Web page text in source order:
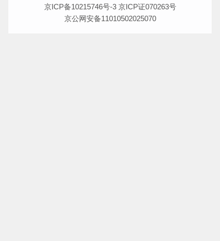
京ICP备10215746号-3 京ICP证070263号
京公网安备11010502025070